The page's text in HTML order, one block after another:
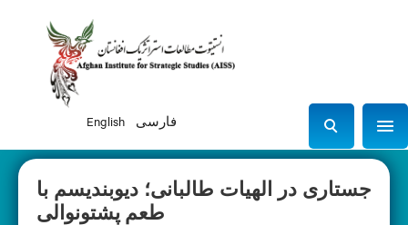
English فارسی
S
e
a
r
جستاری در الهیات طالبانی؛ دیوبندیسم با
طعم پشتونوالی